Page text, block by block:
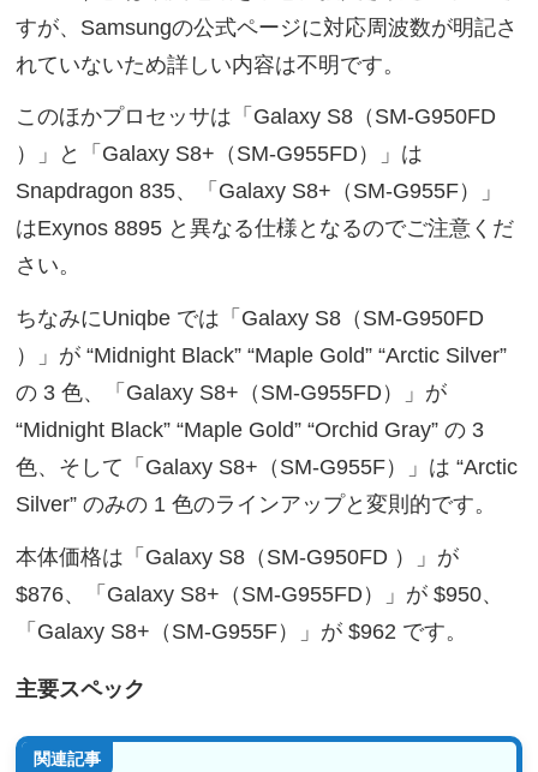
すが、Samsungの公式ページに対応周波数が明記さ
れていないため詳しい内容は不明です。
このほかプロセッサは「Galaxy S8（SM-G950FD
）」と「Galaxy S8+（SM-G955FD）」は
Snapdragon 835、「Galaxy S8+（SM-G955F）」
はExynos 8895 と異なる仕様となるのでご注意くだ
さい。
ちなみにUniqbe では「Galaxy S8（SM-G950FD
）」が “Midnight Black” “Maple Gold” “Arctic Silver”
の 3 色、「Galaxy S8+（SM-G955FD）」が
“Midnight Black” “Maple Gold” “Orchid Gray” の 3
色、そして「Galaxy S8+（SM-G955F）」は “Arctic
Silver” のみの 1 色のラインアップと変則的です。
本体価格は「Galaxy S8（SM-G950FD ）」が
$876、「Galaxy S8+（SM-G955FD）」が $950、
「Galaxy S8+（SM-G955F）」が $962 です。
主要スペック
関連記事